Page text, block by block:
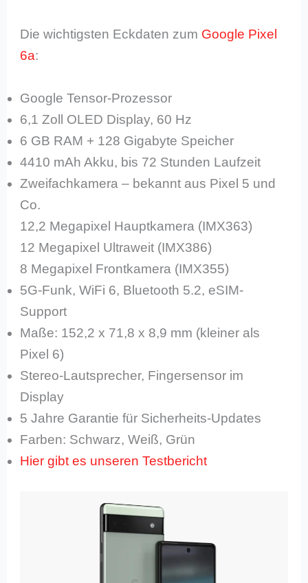
Die wichtigsten Eckdaten zum Google Pixel
6a:
Google Tensor-Prozessor
6,1 Zoll OLED Display, 60 Hz
6 GB RAM + 128 Gigabyte Speicher
4410 mAh Akku, bis 72 Stunden Laufzeit
Zweifachkamera – bekannt aus Pixel 5 und
Co.
12,2 Megapixel Hauptkamera (IMX363)
12 Megapixel Ultraweit (IMX386)
8 Megapixel Frontkamera (IMX355)
5G-Funk, WiFi 6, Bluetooth 5.2, eSIM-
Support
Maße: 152,2 x 71,8 x 8,9 mm (kleiner als
Pixel 6)
Stereo-Lautsprecher, Fingersensor im
Display
5 Jahre Garantie für Sicherheits-Updates
Farben: Schwarz, Weiß, Grün
Hier gibt es unseren Testbericht